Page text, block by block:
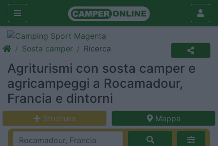
Sosta camper Ricerca
Agriturismi con sosta camper e
agricampeggi a Rocamadour,
Francia e dintorni
Struttura Mappa